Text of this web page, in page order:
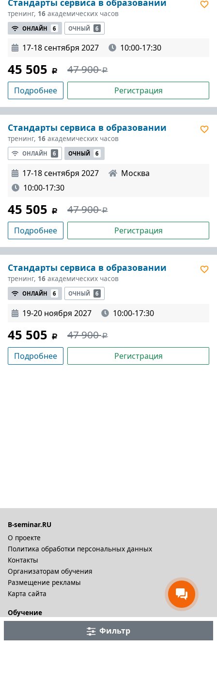
Фильтр
тренинг, 16 академических часов
ОНЛАЙН 6 ОЧНЫЙ 6
17-18 сентября 2027 10:00-17:30
45 505 47 900
Подробнее Регистрация
Стандарты сервиса в образовании
тренинг, 16 академических часов
ОНЛАЙН 6 ОЧНЫЙ 6
17-18 сентября 2027
Москва
10:00-17:30
45 505 47 900
Подробнее Регистрация
Стандарты сервиса в образовании
тренинг, 16 академических часов
ОНЛАЙН 6 ОЧНЫЙ 6
19-20 ноября 2027 10:00-17:30
45 505 47 900
Подробнее Регистрация
B-seminar.RU
О проекте
Политика обработки персональных данных
Контакты
Организаторам обучения
Размещение рекламы
Карта сайта
Обучение
Дистационное обучение и видеокурсы